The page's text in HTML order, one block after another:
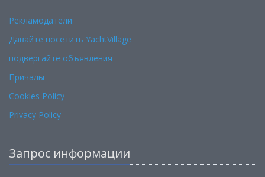
Рекламодатели
Давайте посетить YachtVillage
подвергайте объявления
Причалы
Cookies Policy
Privacy Policy
Запрос информации